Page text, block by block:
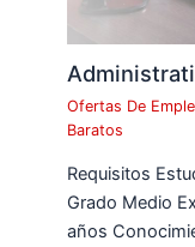
Ofertas De
Baratos
Requisitos
Grado Medio
años